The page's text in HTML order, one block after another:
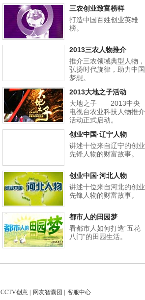
三农创业致富榜样
打造中国百姓创业英雄
榜。
2013三农人物推介
推介三农领域典型人物，
弘扬时代旋律，助力中国
梦想。
2013大地之子活动
大地之子——2013中央
电视台农业科技人物推介
活动正式启动。
创业中国·辽宁人物
讲述十位来自辽宁的创业
先锋人物的财富故事。
创业中国·河北人物
讲述十位来自河北的创业
先锋人物的财富故事。
都市人的田园梦
看都市人如何打造“五花
八门”的田园生活。
CCTV创意 网友智囊团 客服中心